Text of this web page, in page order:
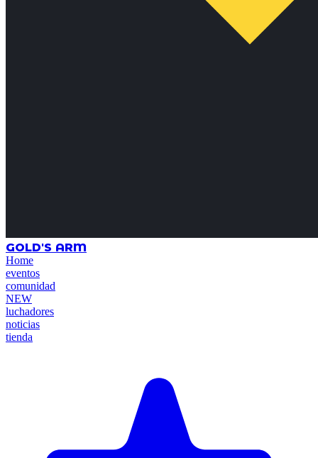
GOLD'S ARM
Home
eventos
comunidad
NEW
luchadores
noticias
tienda